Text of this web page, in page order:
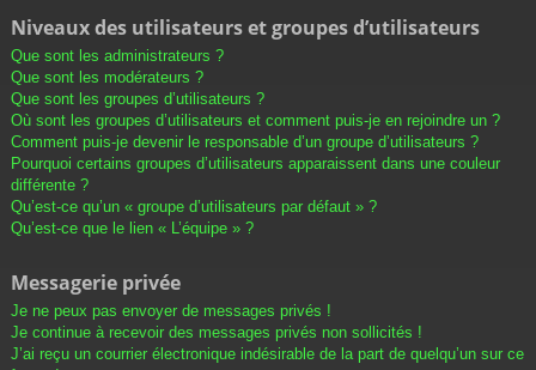
Niveaux des utilisateurs et groupes d’utilisateurs
Que sont les administrateurs ?
Que sont les modérateurs ?
Que sont les groupes d’utilisateurs ?
Où sont les groupes d’utilisateurs et comment puis-je en rejoindre un ?
Comment puis-je devenir le responsable d’un groupe d’utilisateurs ?
Pourquoi certains groupes d’utilisateurs apparaissent dans une couleur
différente ?
Qu’est-ce qu’un « groupe d’utilisateurs par défaut » ?
Qu’est-ce que le lien « L’équipe » ?
Messagerie privée
Je ne peux pas envoyer de messages privés !
Je continue à recevoir des messages privés non sollicités !
J’ai reçu un courrier électronique indésirable de la part de quelqu’un sur ce